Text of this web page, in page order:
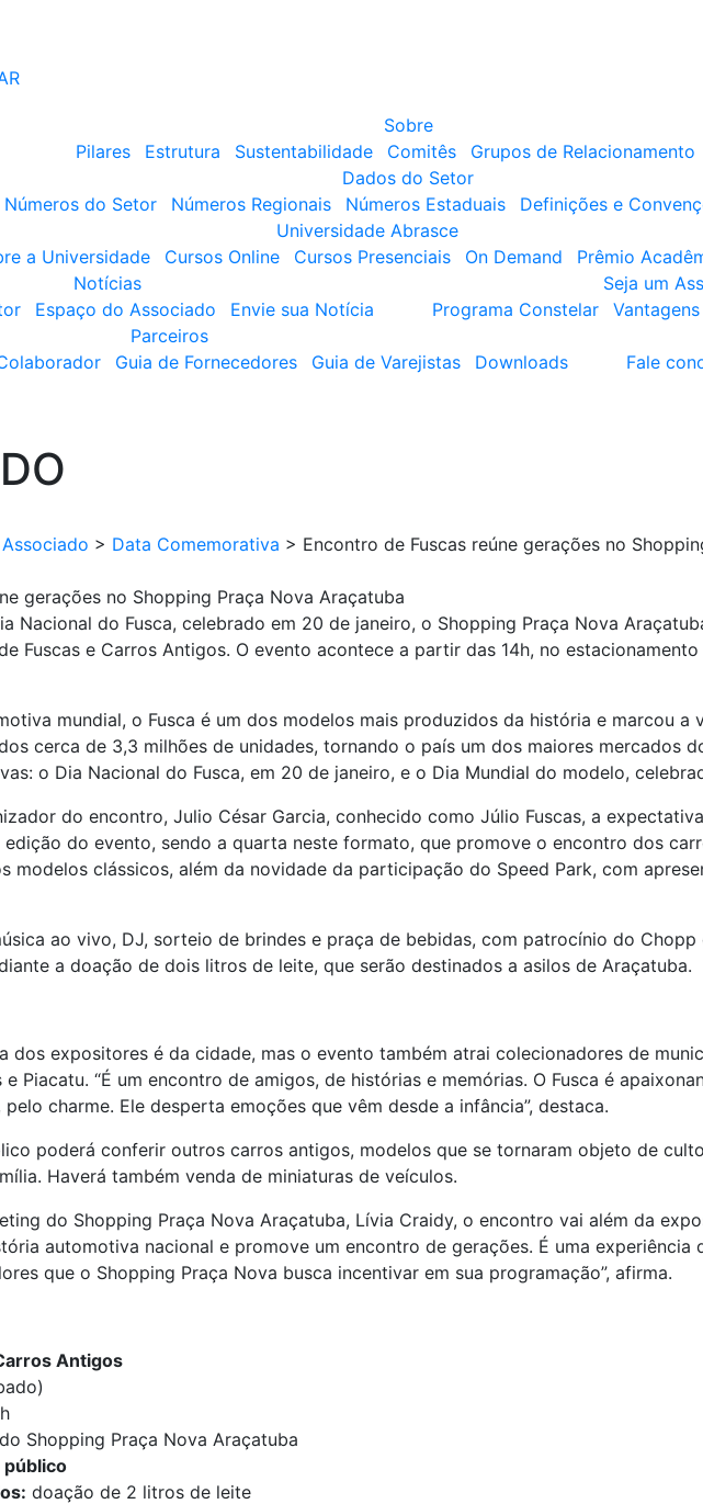
Sobre
Pilares
Estrutura Sustentabilidade Comitês Grupos de Relacionamento
Dados do Setor
Números do Setor
Números Regionais Números Estaduais Definições e
Universidade Abrasce
a Universidade
Cursos Online Cursos Presenciais On Demand Prêmio
Notícias
Espaço do Associado Envie sua Notícia
Seja um
Programa Constelar
Vantagens
Parceiros
Guia de Fornecedores Guia de Varejistas Downloads
Fale
> Data Comemorativa > Encontro de Fuscas reúne gerações no
gerações no Shopping Praça Nova Araçatuba
Nacional do Fusca, celebrado em 20 de janeiro, o Shopping Praça Nova
Fuscas e Carros Antigos. O evento acontece a partir das 14h, no
mundial, o Fusca é um dos modelos mais produzidos da história e marcou a
cerca de 3,3 milhões de unidades, tornando o país um dos maiores mercados
o Dia Nacional do Fusca, em 20 de janeiro, e o Dia Mundial do modelo,
do encontro, Julio César Garcia, conhecido como Júlio Fuscas, a
edição do evento, sendo a quarta neste formato, que promove o encontro dos
modelos clássicos, além da novidade da participação do Speed Park, com
ao vivo, DJ, sorteio de brindes e praça de bebidas, com patrocínio do
a doação de dois litros de leite, que serão destinados a asilos de Araçatuba.
dos expositores é da cidade, mas o evento também atrai colecionadores de
e Piacatu. “É um encontro de amigos, de histórias e memórias. O Fusca é
charme. Ele desperta emoções que vêm desde a infância”, destaca.
poderá conferir outros carros antigos, modelos que se tornaram objeto de
Haverá também venda de miniaturas de veículos.
do Shopping Praça Nova Araçatuba, Lívia Craidy, o encontro vai além da
automotiva nacional e promove um encontro de gerações. É uma experiência
que o Shopping Praça Nova busca incentivar em sua programação”, afirma.
Antigos
Shopping Praça Nova Araçatuba
público
doação de 2 litros de leite